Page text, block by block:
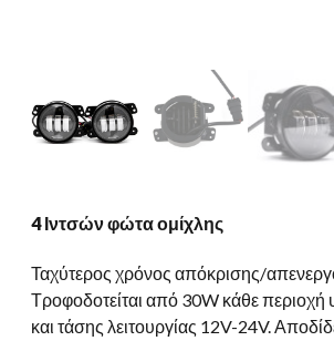
4 Ιντσών φώτα ομίχλης
Ταχύτερος χρόνος απόκρισης/
Τροφοδοτείται από 30W κάθε περιοχή
και τάσης λειτουργίας 12V-24V.